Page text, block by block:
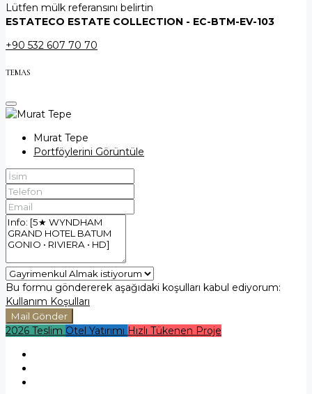
Lütfen mülk referansını belirtin
ESTATECO ESTATE COLLECTION - EC-BTM-EV-103
+90 532 607 70 70
TEMAS
Murat Tepe
Portföylerini Görüntüle
Bu formu göndererek aşağıdaki koşulları kabul ediyorum:
Kullanım Koşulları
Mail Gönder
2026 Teslim Otel Yatırımı Hızlı Tükenen Proje